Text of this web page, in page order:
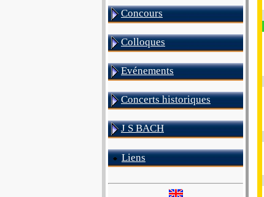
Concours
Colloques
Evénements
Concerts historiques
J S BACH
Liens